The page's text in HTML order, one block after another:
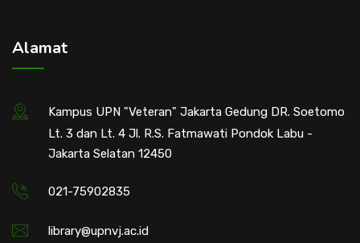
Alamat
Kampus UPN "Veteran" Jakarta Gedung DR. Soetomo
Lt. 3 dan Lt. 4 Jl. R.S. Fatmawati Pondok Labu -
Jakarta Selatan 12450
021-75902835
library@upnvj.ac.id